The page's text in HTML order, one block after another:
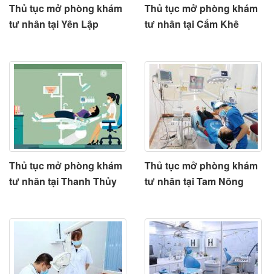
Thủ tục mở phòng khám
tư nhân tại Yên Lập
Thủ tục mở phòng khám
tư nhân tại Cẩm Khê
Thủ tục mở phòng khám
tư nhân tại Thanh Thủy
Thủ tục mở phòng khám
tư nhân tại Tam Nông